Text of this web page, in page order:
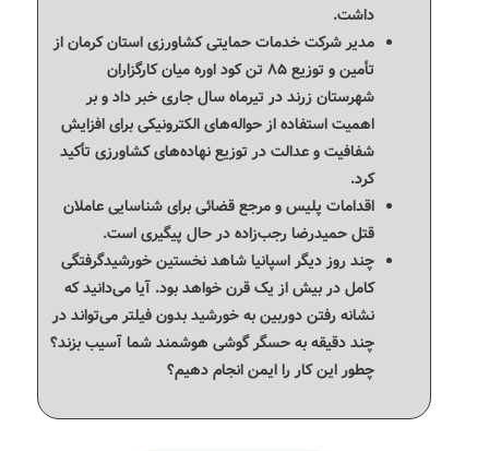
داشت.
مدیر شرکت خدمات حمایتی کشاورزی استان کرمان از
تأمین و توزیع ۸۵ تن کود اوره میان کارگزاران
شهرستان زرند در تیرماه سال جاری خبر داد و بر
اهمیت استفاده از حواله‌های الکترونیکی برای افزایش
شفافیت و عدالت در توزیع نهاده‌های کشاورزی تأکید
کرد.
اقدامات پلیس و مرجع قضائی برای شناسایی عاملان
قتل حمیدرضا رجب‌زاده در حال پیگیری است.
چند روز دیگر اسپانیا شاهد نخستین خورشیدگرفتگی
کامل در بیش از یک قرن خواهد بود. آیا می‌دانید که
نشانه رفتن دوربین به خورشید بدون فیلتر می‌تواند در
چند دقیقه به حسگر گوشی هوشمند شما آسیب بزند؟
چطور این کار را ایمن انجام دهیم؟